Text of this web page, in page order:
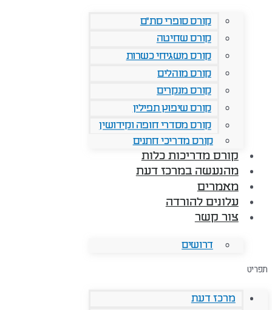
קורס סופרי סת"ם
קורס שחיטה
קורס משגיחי כשרות
קורס מוהלים
קורס מנקרים
קורס שיפוץ תפילין
קורס מסדרי חופה וקידושין
קורס מדריכי חתנים
קורס מדריכות כלות
מהנעשה במרכז דעת
מאמרים
עלונים להורדה
צור קשר
דרושים
תפריט
מרכז דעת